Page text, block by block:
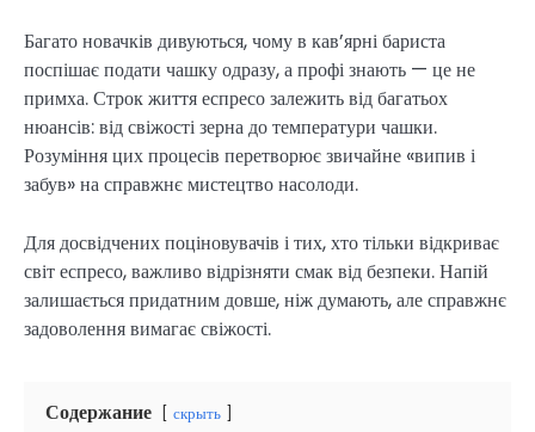
Багато новачків дивуються, чому в кав’ярні бариста
поспішає подати чашку одразу, а профі знають — це не
примха. Строк життя еспресо залежить від багатьох
нюансів: від свіжості зерна до температури чашки.
Розуміння цих процесів перетворює звичайне «випив і
забув» на справжнє мистецтво насолоди.
Для досвідчених поціновувачів і тих, хто тільки відкриває
світ еспресо, важливо відрізняти смак від безпеки. Напій
залишається придатним довше, ніж думають, але справжнє
задоволення вимагає свіжості.
Содержание скрыть